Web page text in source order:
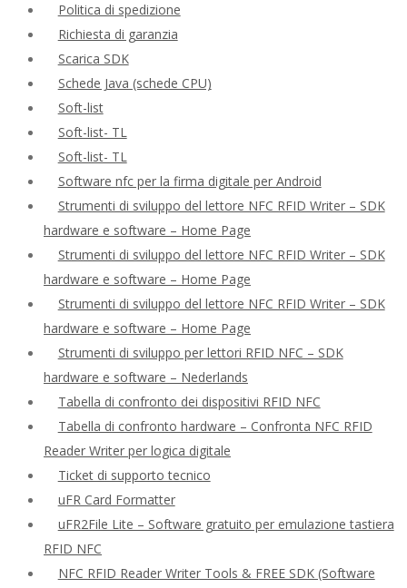
Politica di spedizione
Richiesta di garanzia
Scarica SDK
Schede Java (schede CPU)
Soft-list
Soft-list- TL
Soft-list- TL
Software nfc per la firma digitale per Android
Strumenti di sviluppo del lettore NFC RFID Writer – SDK
hardware e software – Home Page
Strumenti di sviluppo del lettore NFC RFID Writer – SDK
hardware e software – Home Page
Strumenti di sviluppo del lettore NFC RFID Writer – SDK
hardware e software – Home Page
Strumenti di sviluppo per lettori RFID NFC – SDK
hardware e software – Nederlands
Tabella di confronto dei dispositivi RFID NFC
Tabella di confronto hardware – Confronta NFC RFID
Reader Writer per logica digitale
Ticket di supporto tecnico
uFR Card Formatter
uFR2File Lite – Software gratuito per emulazione tastiera
RFID NFC
NFC RFID Reader Writer Tools & FREE SDK (Software